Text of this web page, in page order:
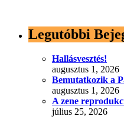
Legutóbbi
Hallásvesztés!
augusztus 1, 2026
Bemutatkozik a
augusztus 1, 2026
A zene
július 25, 2026